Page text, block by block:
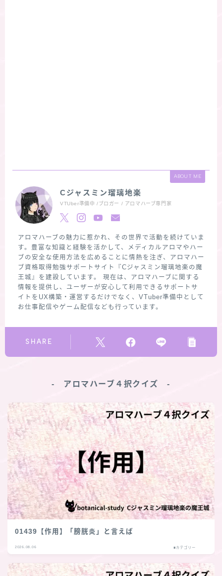
ABOUT ME
Cジャスミン瑠璃地楽
VTUber準備中 /ブロガー / アロマハーブ専門家
アロマハーブの魅力に惹かれ、その世界で活動を続けていま
す。豊富な知識と経験を活かして、メディカルアロマやハー
ブの安全な使用方法を広めることに情熱を注ぎ、アロマハー
ブ資格取得勉強サポートサイト『Cジャスミン瑠璃地楽の魔
王城』を建設しています。 現在は、アロマハーブに関する
情報を提供し、ユーザーが安心して利用できるサポートサ
イトをUX構築・運営するだけでなく、VTuber準備中として
お仕事配信やゲーム配信なども行っています。
SHARE
‐ アロマハーブ４択クイズ ‐
01439【作用】「膀胱炎」と言えば
2026.08.06 ■カテゴリー